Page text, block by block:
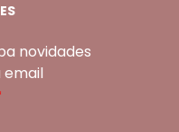
novidades
email